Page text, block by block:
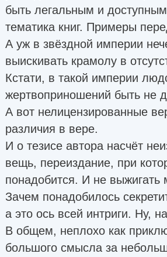
быть легальным и
тематика книг. Примеры
А уж в звёздной империи
выискивать крамолу в
Кстати, в такой империи
жертвоприношений быть не
А вот нелицензированные
различия в вере.
И о тезисе автора насчёт
вещь, переиздание, при
понадобится. И не
Зачем понадобилось
а это ось всей интриги. Ну,
В общем, неплохо как
большого смысла за